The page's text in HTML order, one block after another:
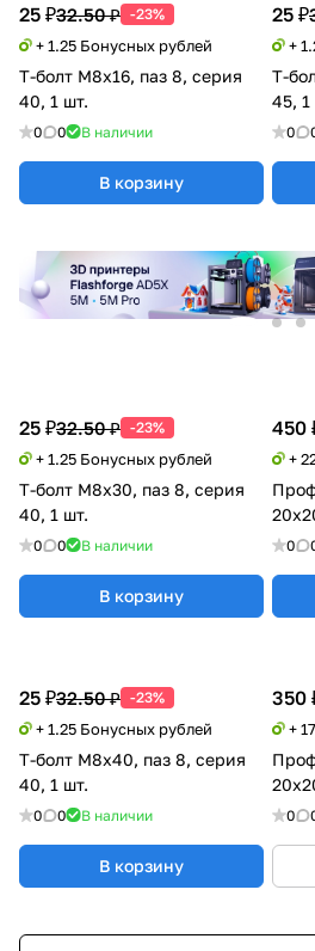
25 ₽32.50 ₽ -23%
+ 1.25 Бонусных рублей
Т-болт М8х16, паз 8, серия
40, 1 шт.
0 0 В наличии
В корзину
25 ₽
+
Т-
45, 1
0
25 ₽32.50 ₽ -23%
+ 1.25 Бонусных рублей
Т-болт М8х30, паз 8, серия
40, 1 шт.
0 0 В наличии
В корзину
450
+
0
25 ₽32.50 ₽ -23%
+ 1.25 Бонусных рублей
Т-болт М8х40, паз 8, серия
40, 1 шт.
0 0 В наличии
В корзину
350
+
0